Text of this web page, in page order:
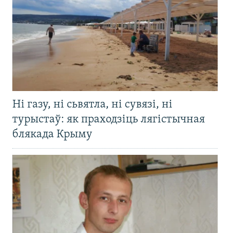
Ні газу, ні сьвятла, ні сувязі, ні
турыстаў: як праходзіць лягістычная
блякада Крыму